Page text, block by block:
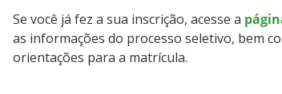
Se você já fez a sua inscrição, acesse a
as informações do processo seletivo, bem
orientações para a matrícula.